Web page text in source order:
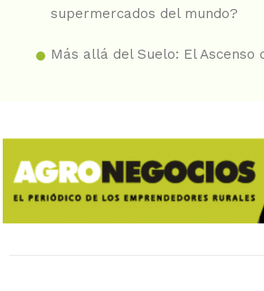
supermercados del mundo?
Más allá del Suelo: El